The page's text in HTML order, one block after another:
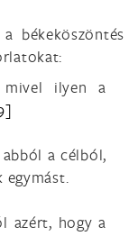
békeköszöntés
mivel ilyen a
a célból,
egymást.
azért, hogy a